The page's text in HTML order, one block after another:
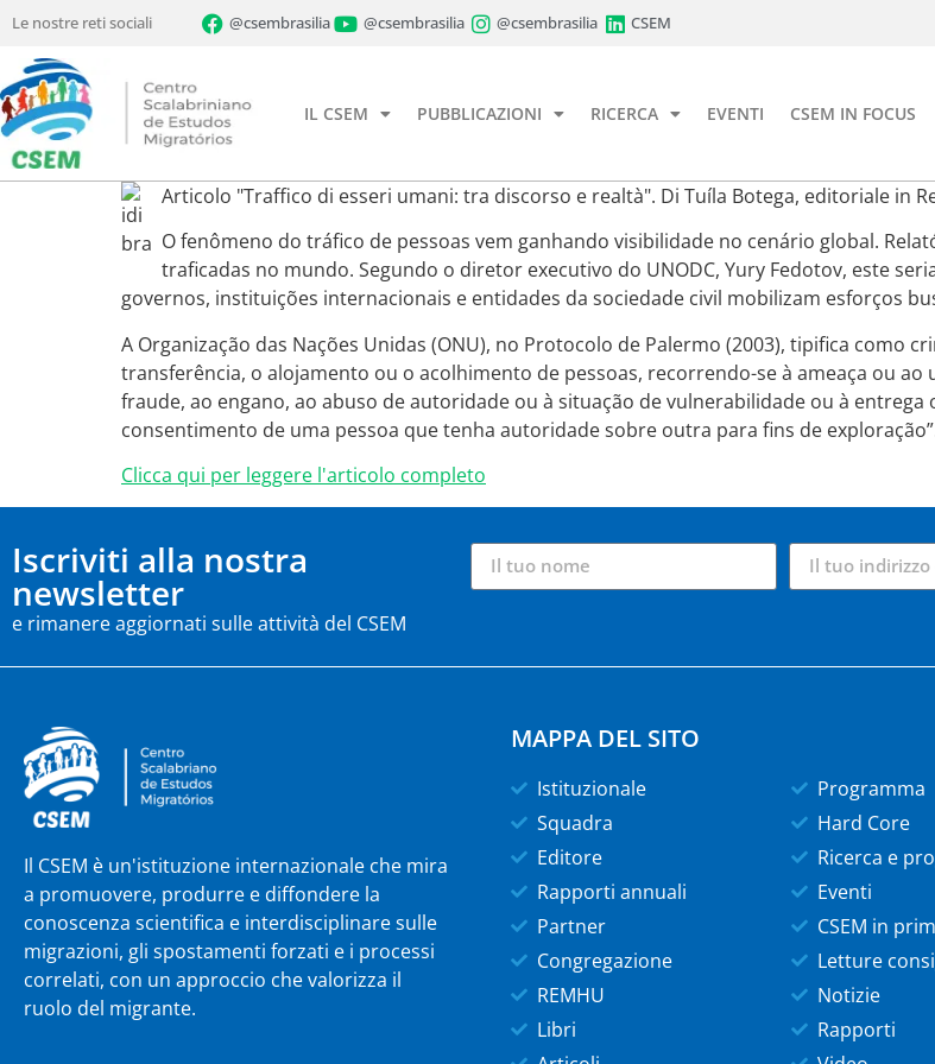
Le nostre reti sociali @csembrasilia @csembrasilia @csembrasilia CSEM
IL CSEM PUBBLICAZIONI RICERCA EVENTI CSEM IN FOCUS
Articolo "Traffico di esseri umani: tra discorso e realtà". Di Tuíla Botega, editoriale in
O fenômeno do tráfico de pessoas vem ganhando visibilidade no cenário global.
traficadas no mundo. Segundo o diretor executivo do UNODC, Yury Fedotov, este
governos, instituições internacionais e entidades da sociedade civil mobilizam esforços
A Organização das Nações Unidas (ONU), no Protocolo de Palermo (2003), tipifica como
transferência, o alojamento ou o acolhimento de pessoas, recorrendo-se à ameaça ou
fraude, ao engano, ao abuso de autoridade ou à situação de vulnerabilidade ou à
consentimento de uma pessoa que tenha autoridade sobre outra para fins de
Clicca qui per leggere l'articolo completo
Iscriviti alla nostra
newsletter
e rimanere aggiornati sulle attività del CSEM
Il CSEM è un'istituzione internazionale che mira
a promuovere, produrre e diffondere la
conoscenza scientifica e interdisciplinare sulle
migrazioni, gli spostamenti forzati e i processi
correlati, con un approccio che valorizza il
ruolo del migrante.
MAPPA DEL SITO
Istituzionale
Squadra
Editore
Rapporti annuali
Partner
Congregazione
REMHU
Libri
Programma
Hard Core
Ricerca e
Eventi
CSEM in
Letture
Notizie
Rapporti